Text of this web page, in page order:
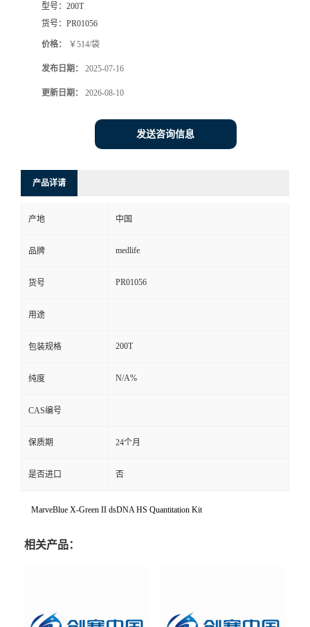
型号： 200T
货号： PR01056
价格： ￥514/袋
发布日期： 2025-07-16
更新日期： 2026-08-10
发送咨询信息
产品详请
产地 中国
品牌 medlife
货号 PR01056
用途
包装规格 200T
纯度 N/A%
CAS编号
保质期 24个月
是否进口 否
MarveBlue X-Green II dsDNA HS Quantitation Kit
相关产品：